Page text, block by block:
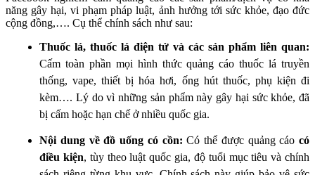
năng gây hại, vi phạm pháp luật, ảnh hưởng tới sức khỏe, đạo đức
cộng đồng,…. Cụ thể chính sách như sau:
Thuốc lá, thuốc lá điện tử và các sản phẩm liên quan:
Cấm toàn phần mọi hình thức quảng cáo thuốc lá truyền
thống, vape, thiết bị hóa hơi, ống hút thuốc, phụ kiện đi
kèm…. Lý do vì những sản phẩm này gây hại sức khỏe, đã
bị cấm hoặc hạn chế ở nhiều quốc gia.
Nội dung về đồ uống có cồn:Có thể được quảng cáo có
điều kiện, tùy theo luật quốc gia, độ tuổi mục tiêu và chính